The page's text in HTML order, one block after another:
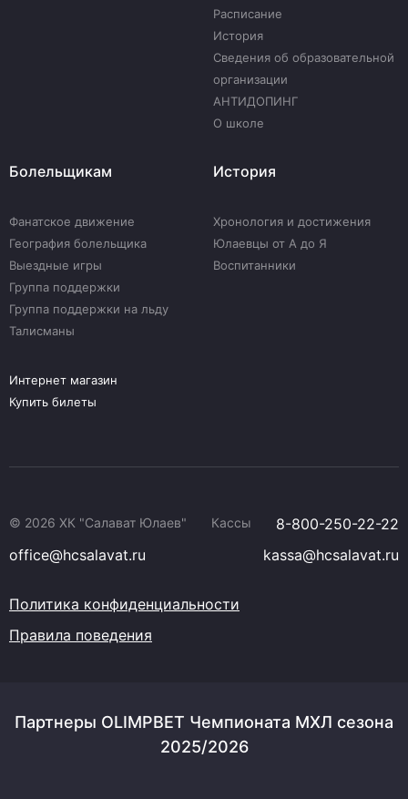
Расписание
История
Сведения об образовательной
организации
АНТИДОПИНГ
О школе
Болельщикам
Фанатское движение
География болельщика
Выездные игры
Группа поддержки
Группа поддержки на льду
Талисманы
История
Хронология и достижения
Юлаевцы от А до Я
Воспитанники
Интернет магазин
Купить билеты
© 2026 ХК "Салават Юлаев" Кассы
8-800-250-22-22
office@hcsalavat.ru
kassa@hcsalavat.ru
Политика конфиденциальности
Правила поведения
Партнеры OLIMPBET Чемпионата МХЛ сезона
2025/2026